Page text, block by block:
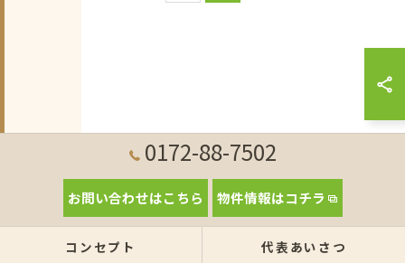
0172-88-7502
お問い合わせはこちら 物件情報はコチラ
コンセプト 代表あいさつ